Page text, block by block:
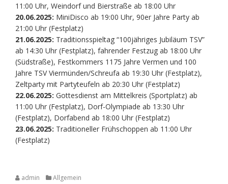
11:00 Uhr, Weindorf und Bierstraße ab 18:00 Uhr
20.06.2025: MiniDisco ab 19:00 Uhr, 90er Jahre Party ab
21:00 Uhr (Festplatz)
21.06.2025: Traditionsspieltag “100jähriges Jubiläum TSV”
ab 14:30 Uhr (Festplatz), fahrender Festzug ab 18:00 Uhr
(Südstraße), Festkommers 1175 Jahre Vermen und 100
Jahre TSV Viermünden/Schreufa ab 19:30 Uhr (Festplatz),
Zeltparty mit Partyteufeln ab 20:30 Uhr (Festplatz)
22.06.2025: Gottesdienst am Mittelkreis (Sportplatz) ab
11:00 Uhr (Festplatz), Dorf-Olympiade ab 13:30 Uhr
(Festplatz), Dorfabend ab 18:00 Uhr (Festplatz)
23.06.2025: Traditioneller Frühschoppen ab 11:00 Uhr
(Festplatz)
admin Allgemein